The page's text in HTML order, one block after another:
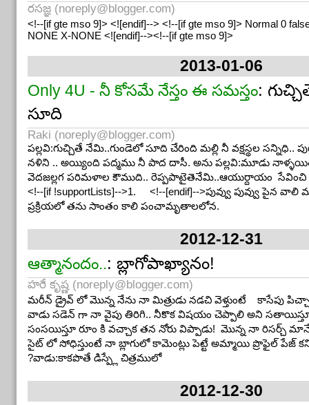
రసజ్ఞ (noreply@blogger.com)
<!--[if gte mso 9]> <![endif]--> <!--[if gte mso 9]> Normal 0
NONE X-NONE <![endif]--><!--[if gte mso 9]>
2013-01-06
Only 4U - నీ కోసమే నేస్తం ఈ సమస్తం:
సూది
Raki (noreply@blogger.com)
పల్లవి:గుచ్చితే నేమి..గుండెలో సూది చేరింది మల్లి నీ వక్షస్థల సన్నిధి..
నళిని .. అయ్యింది పద్మము నీ పాద దాసీ. అను పల్లవి:మూడు
వెదజల్లగ పరిమళాల కౌముది.. రెప్పపాటైతెనేమి..ఆయుర్దాయం సేవించి
<!--[if !supportLists]-->1. <!--[endif]-->పువ్వు పువ్వు పైన వాలి
ప్రక్రియలో తను సాంతం కాలి పంచామృతాలలోన.
2012-12-31
ఆత్మానందం..: బ్లాగోపాఖ్యానం!
హరే కృష్ణ (noreply@blogger.com)
మరీన్ డ్రైవ్ లో మొన్న నేను నా మిత్రుడు నడచి వెళ్తుంటే కాసేపు
వాడు సడెన్ గా నా వైపు తిరిగి.. నీకొక విషయం చెప్పాలి అని
సంసయిస్తూ రూం కి వచ్చాక తన నోరు విప్పాడు! మొన్న నా రిసర్చ్
సైట్ లో సోధిస్తుంటే నా బ్లాగులో కామెంట్లు పెట్టే అమ్మాయి ప్రొఫైల్ పేజ్
?వాడు:కాకపొతే డిస్ప్లే చిత్రములో
2012-12-30